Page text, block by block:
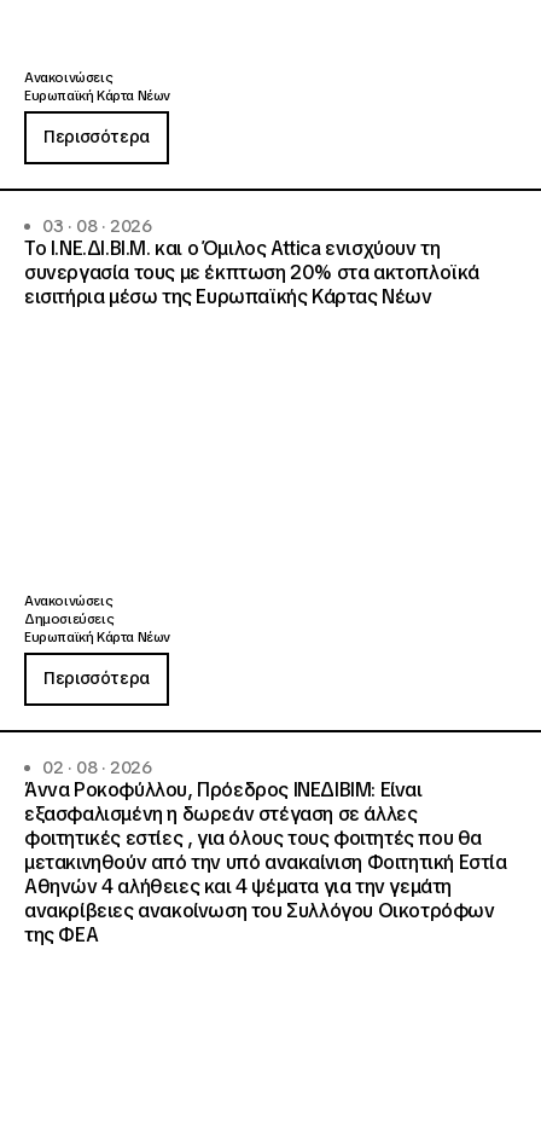
Ανακοινώσεις
Ευρωπαϊκή Κάρτα Νέων
Περισσότερα
03 · 08 · 2026
Το Ι.ΝΕ.ΔΙ.ΒΙ.Μ. και o Όμιλος Attica ενισχύουν τη
συνεργασία τους με έκπτωση 20% στα ακτοπλοϊκά
εισιτήρια μέσω της Ευρωπαϊκής Κάρτας Νέων
Ανακοινώσεις
Δημοσιεύσεις
Ευρωπαϊκή Κάρτα Νέων
Περισσότερα
02 · 08 · 2026
Άννα Ροκοφύλλου, Πρόεδρος ΙΝΕΔΙΒΙΜ: Είναι
εξασφαλισμένη η δωρεάν στέγαση σε άλλες
φοιτητικές εστίες , για όλους τους φοιτητές που θα
μετακινηθούν από την υπό ανακαίνιση Φοιτητική Εστία
Αθηνών 4 αλήθειες και 4 ψέματα για την γεμάτη
ανακρίβειες ανακοίνωση του Συλλόγου Οικοτρόφων
της ΦΕΑ